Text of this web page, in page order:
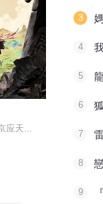
应天... 被猎杀无数
3
4
5
6
7
8
9